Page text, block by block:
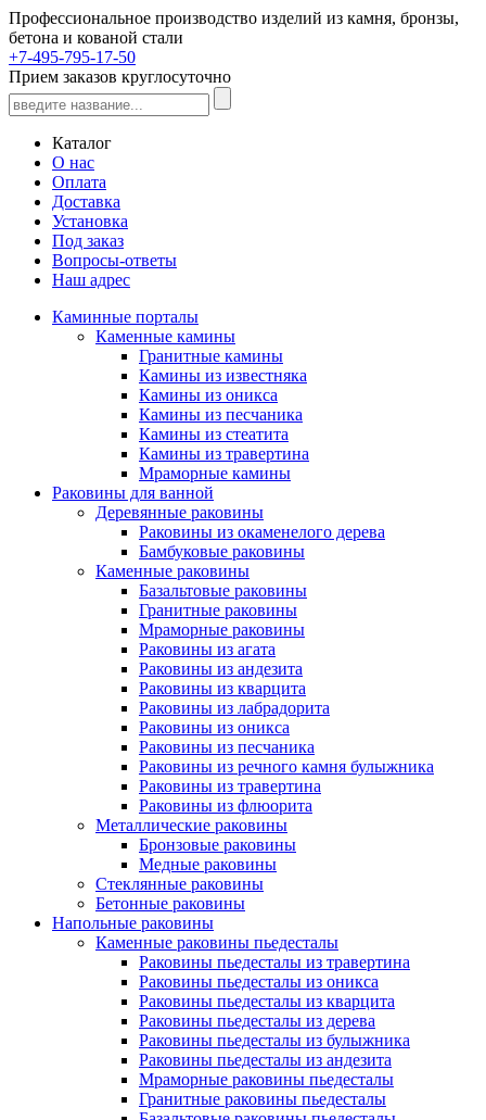
Профессиональное производство изделий из камня, бронзы,
бетона и кованой стали
+7-495-795-17-50
Прием заказов круглосуточно
Каталог
О нас
Оплата
Доставка
Установка
Под заказ
Вопросы-ответы
Наш адрес
Каминные порталы
Каменные камины
Гранитные камины
Камины из известняка
Камины из оникса
Камины из песчаника
Камины из стеатита
Камины из травертина
Мраморные камины
Раковины для ванной
Деревянные раковины
Раковины из окаменелого дерева
Бамбуковые раковины
Каменные раковины
Базальтовые раковины
Гранитные раковины
Мраморные раковины
Раковины из агата
Раковины из андезита
Раковины из кварцита
Раковины из лабрадорита
Раковины из оникса
Раковины из песчаника
Раковины из речного камня булыжника
Раковины из травертина
Раковины из флюорита
Металлические раковины
Бронзовые раковины
Медные раковины
Стеклянные раковины
Бетонные раковины
Напольные раковины
Каменные раковины пьедесталы
Раковины пьедесталы из травертина
Раковины пьедесталы из оникса
Раковины пьедесталы из кварцита
Раковины пьедесталы из дерева
Раковины пьедесталы из булыжника
Раковины пьедесталы из андезита
Мраморные раковины пьедесталы
Гранитные раковины пьедесталы